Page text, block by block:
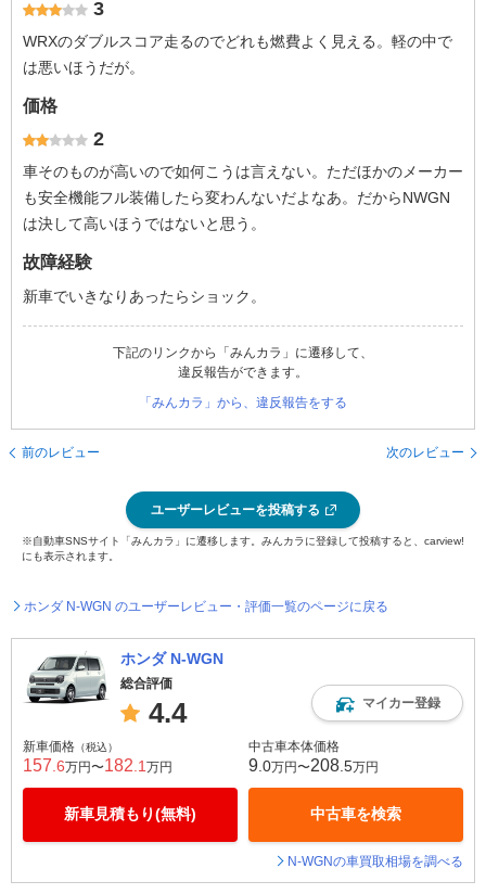
3
WRXのダブルスコア走るのでどれも燃費よく見える。軽の中で
は悪いほうだが。
価格
2
車そのものが高いので如何こうは言えない。ただほかのメーカー
も安全機能フル装備したら変わんないだよなあ。だからNWGN
は決して高いほうではないと思う。
故障経験
新車でいきなりあったらショック。
下記のリンクから「みんカラ」に遷移して、
違反報告ができます。
「みんカラ」から、違反報告をする
前のレビュー 次のレビュー
ユーザーレビューを投稿する
※自動車SNSサイト「みんカラ」に遷移します。みんカラに登録して投稿すると、carview!
にも表示されます。
ホンダ N-WGN のユーザーレビュー・評価一覧のページに戻る
ホンダ N-WGN
総合評価
4.4 マイカー登録
新車価格 （税込）
157 .6万円〜182 .1 万円
新車見積もり(無料)
中古車本体価格
9 .0万円〜208 .5万円
中古車を検索
N-WGNの車買取相場を調べる